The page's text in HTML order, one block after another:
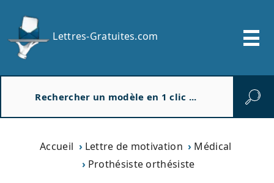
Lettres-Gratuites.com
Accueil Lettre de motivation
Médical
Prothésiste orthésiste